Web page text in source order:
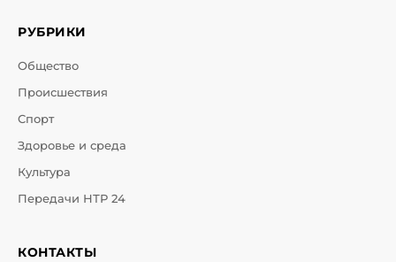
РУБРИКИ
Общество
Происшествия
Спорт
Здоровье и среда
Культура
Передачи НТР 24
КОНТАКТЫ